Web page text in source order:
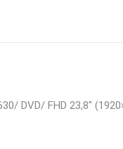
DVD/ FHD 23,8″